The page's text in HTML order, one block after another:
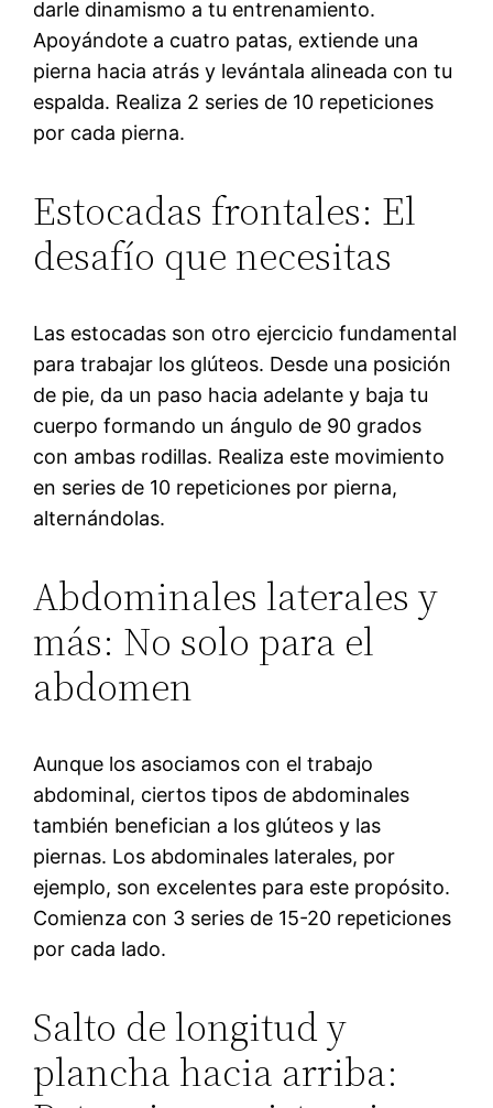
darle dinamismo a tu entrenamiento.
Apoyándote a cuatro patas, extiende una
pierna hacia atrás y levántala alineada con tu
espalda. Realiza 2 series de 10 repeticiones
por cada pierna.
Estocadas frontales: El
desafío que necesitas
Las estocadas son otro ejercicio fundamental
para trabajar los glúteos. Desde una posición
de pie, da un paso hacia adelante y baja tu
cuerpo formando un ángulo de 90 grados
con ambas rodillas. Realiza este movimiento
en series de 10 repeticiones por pierna,
alternándolas.
Abdominales laterales y
más: No solo para el
abdomen
Aunque los asociamos con el trabajo
abdominal, ciertos tipos de abdominales
también benefician a los glúteos y las
piernas. Los abdominales laterales, por
ejemplo, son excelentes para este propósito.
Comienza con 3 series de 15-20 repeticiones
por cada lado.
Salto de longitud y
plancha hacia arriba: